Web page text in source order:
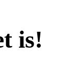
is!